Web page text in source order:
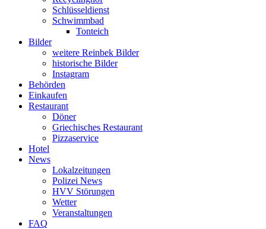
Schlüsseldienst
Schwimmbad
Tonteich
Bilder
weitere Reinbek Bilder
historische Bilder
Instagram
Behörden
Einkaufen
Restaurant
Döner
Griechisches Restaurant
Pizzaservice
Hotel
News
Lokalzeitungen
Polizei News
HVV Störungen
Wetter
Veranstaltungen
FAQ